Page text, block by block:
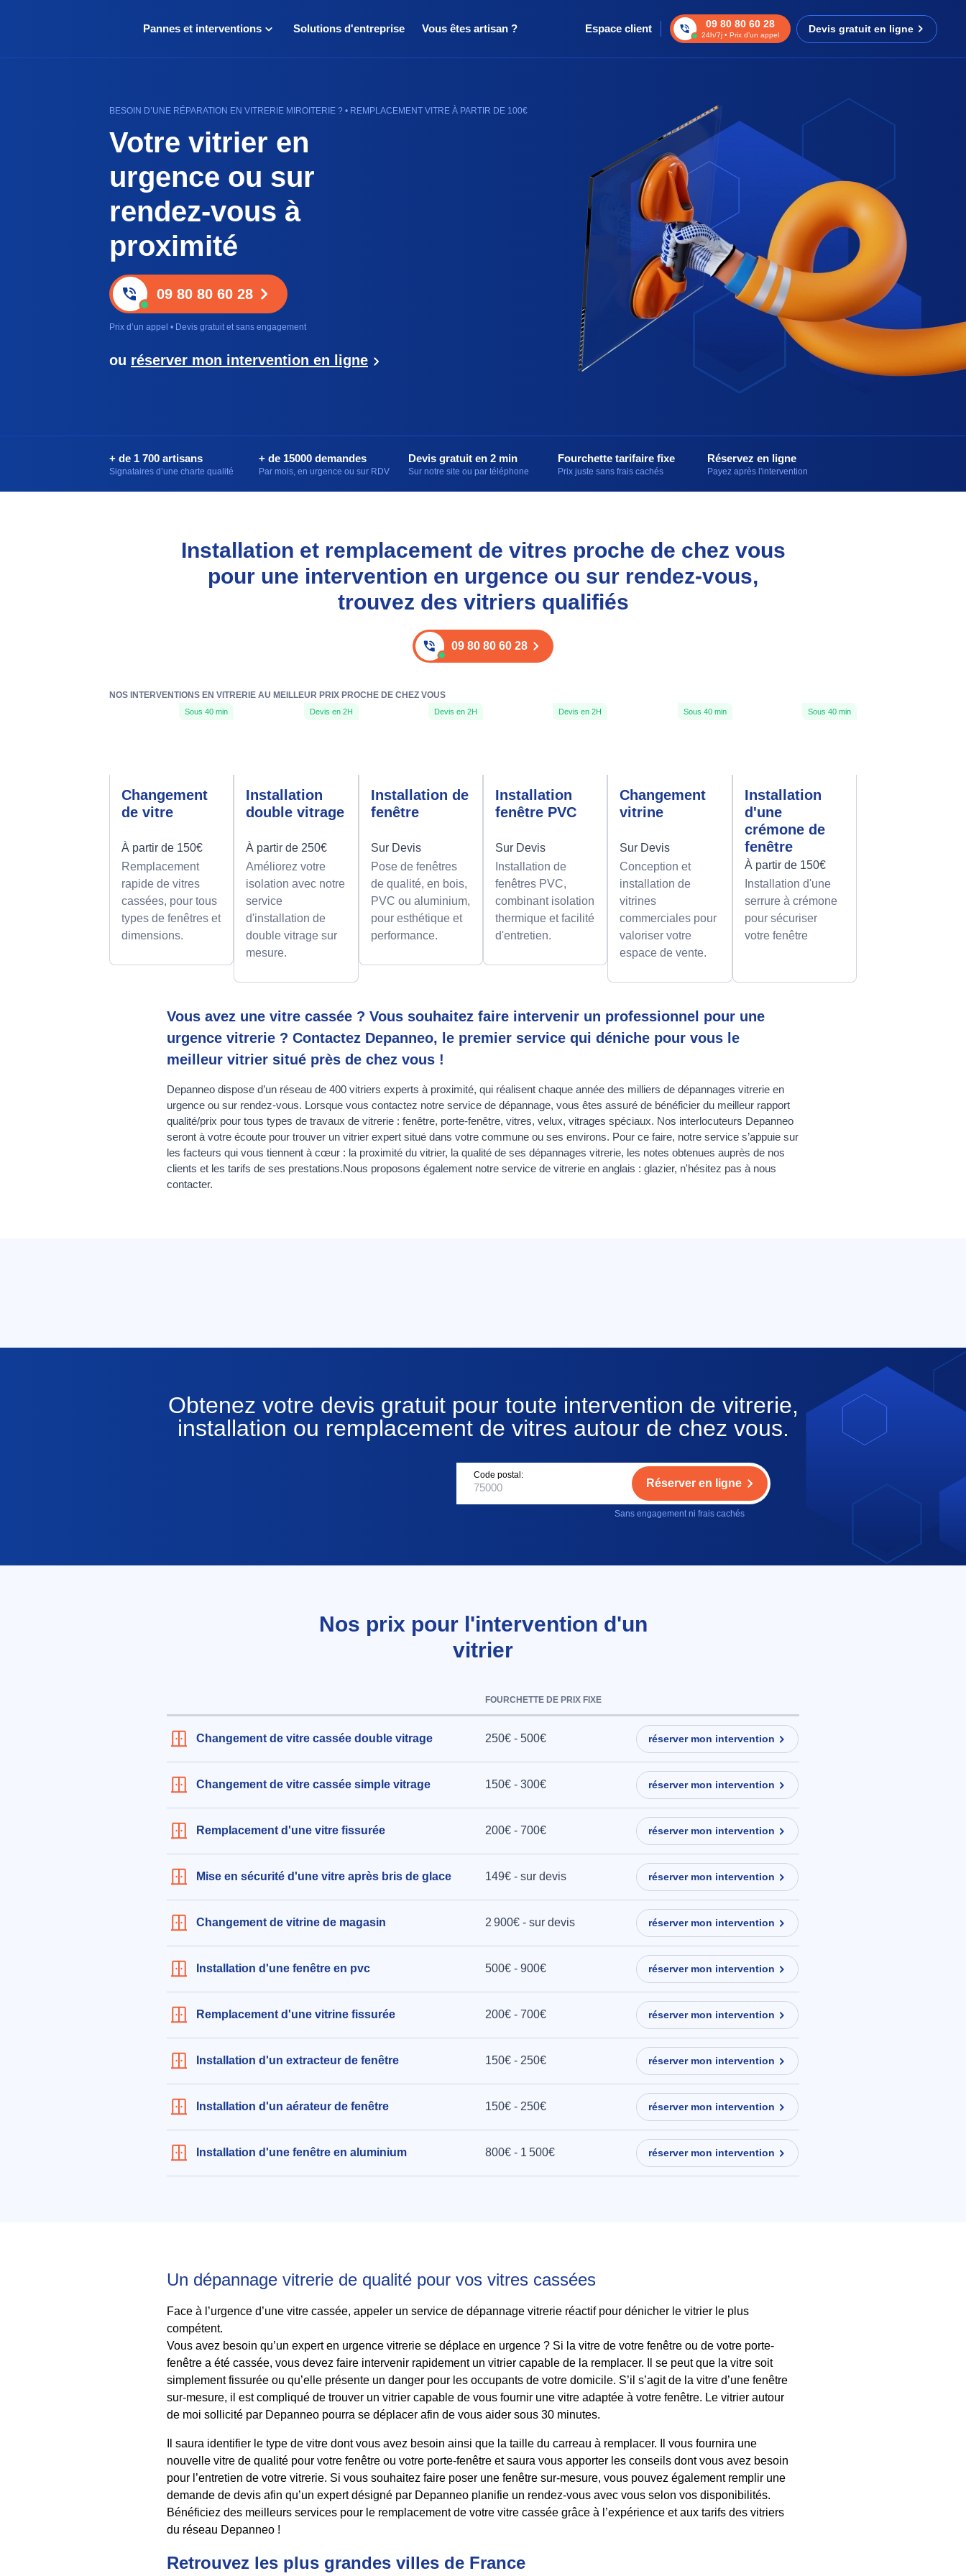
Pannes et interventions Solutions d'entreprise Vous êtes artisan ? Espace client 09 80 80 60 28
24h/7j • Prix d’un appel
Devis gratuit en ligne
BESOIN D’UNE RÉPARATION EN VITRERIE MIROITERIE ? • REMPLACEMENT VITRE À PARTIR DE 100€
Votre vitrier en
urgence ou sur
rendez-vous à
proximité
09 80 80 60 28
Prix d’un appel • Devis gratuit et sans engagement
ou réserver mon intervention en ligne
+ de 1 700 artisans
Signataires d’une charte qualité
+ de 15000 demandes
Par mois, en urgence ou sur RDV
Devis gratuit en 2 min
Sur notre site ou par téléphone
Fourchette tarifaire fixe
Prix juste sans frais cachés
Réservez en ligne
Payez après l'intervention
Installation et remplacement de vitres proche de chez vous
pour une intervention en urgence ou sur rendez-vous,
trouvez des vitriers qualifiés
09 80 80 60 28
NOS INTERVENTIONS EN VITRERIE AU MEILLEUR PRIX PROCHE DE CHEZ VOUS
Sous 40 min
Changement
de vitre
À partir de 150€
Remplacement
rapide de vitres
cassées, pour tous
types de fenêtres et
dimensions.
Devis en 2H
Installation
double vitrage
À partir de 250€
Améliorez votre
isolation avec notre
service
d'installation de
double vitrage sur
mesure.
Devis en 2H
Installation de
fenêtre
Sur Devis
Pose de fenêtres
de qualité, en bois,
PVC ou aluminium,
pour esthétique et
performance.
Devis en 2H
Installation
fenêtre PVC
Sur Devis
Installation de
fenêtres PVC,
combinant isolation
thermique et facilité
d'entretien.
Sous 40 min
Changement
vitrine
Sur Devis
Conception et
installation de
vitrines
commerciales pour
valoriser votre
espace de vente.
Sous 40 min
Installation
d'une
crémone de
fenêtre
À partir de 150€
Installation d'une
serrure à crémone
pour sécuriser
votre fenêtre
Vous avez une vitre cassée ? Vous souhaitez faire intervenir un professionnel pour une
urgence vitrerie ? Contactez Depanneo, le premier service qui déniche pour vous le
meilleur vitrier situé près de chez vous !
Depanneo dispose d’un réseau de 400 vitriers experts à proximité, qui réalisent chaque année des milliers de dépannages vitrerie en
urgence ou sur rendez-vous. Lorsque vous contactez notre service de dépannage, vous êtes assuré de bénéficier du meilleur rapport
qualité/prix pour tous types de travaux de vitrerie : fenêtre, porte-fenêtre, vitres, velux, vitrages spéciaux. Nos interlocuteurs Depanneo
seront à votre écoute pour trouver un vitrier expert situé dans votre commune ou ses environs. Pour ce faire, notre service s’appuie sur
les facteurs qui vous tiennent à cœur : la proximité du vitrier, la qualité de ses dépannages vitrerie, les notes obtenues auprès de nos
clients et les tarifs de ses prestations.Nous proposons également notre service de vitrerie en anglais : glazier, n'hésitez pas à nous
contacter.
Obtenez votre devis gratuit pour toute intervention de vitrerie,
installation ou remplacement de vitres autour de chez vous.
Code postal:
Réserver en ligne
Sans engagement ni frais cachés
Nos prix pour l'intervention d'un
vitrier
FOURCHETTE DE PRIX FIXE
Changement de vitre cassée double vitrage 250€ - 500€ réserver mon intervention
Changement de vitre cassée simple vitrage 150€ - 300€ réserver mon intervention
Remplacement d'une vitre fissurée 200€ - 700€ réserver mon intervention
Mise en sécurité d'une vitre après bris de glace 149€ - sur devis réserver mon intervention
Changement de vitrine de magasin 2 900€ - sur devis réserver mon intervention
Installation d'une fenêtre en pvc 500€ - 900€ réserver mon intervention
Remplacement d'une vitrine fissurée 200€ - 700€ réserver mon intervention
Installation d'un extracteur de fenêtre 150€ - 250€ réserver mon intervention
Installation d'un aérateur de fenêtre 150€ - 250€ réserver mon intervention
Installation d'une fenêtre en aluminium 800€ - 1 500€ réserver mon intervention
Un dépannage vitrerie de qualité pour vos vitres cassées
Face à l’urgence d’une vitre cassée, appeler un service de dépannage vitrerie réactif pour dénicher le vitrier le plus
compétent.
Vous avez besoin qu’un expert en urgence vitrerie se déplace en urgence ? Si la vitre de votre fenêtre ou de votre porte-
fenêtre a été cassée, vous devez faire intervenir rapidement un vitrier capable de la remplacer. Il se peut que la vitre soit
simplement fissurée ou qu’elle présente un danger pour les occupants de votre domicile. S’il s’agit de la vitre d’une fenêtre
sur-mesure, il est compliqué de trouver un vitrier capable de vous fournir une vitre adaptée à votre fenêtre. Le vitrier autour
de moi sollicité par Depanneo pourra se déplacer afin de vous aider sous 30 minutes.
Il saura identifier le type de vitre dont vous avez besoin ainsi que la taille du carreau à remplacer. Il vous fournira une
nouvelle vitre de qualité pour votre fenêtre ou votre porte-fenêtre et saura vous apporter les conseils dont vous avez besoin
pour l’entretien de votre vitrerie. Si vous souhaitez faire poser une fenêtre sur-mesure, vous pouvez également remplir une
demande de devis afin qu’un expert désigné par Depanneo planifie un rendez-vous avec vous selon vos disponibilités.
Bénéficiez des meilleurs services pour le remplacement de votre vitre cassée grâce à l’expérience et aux tarifs des vitriers
du réseau Depanneo !
Retrouvez les plus grandes villes de France